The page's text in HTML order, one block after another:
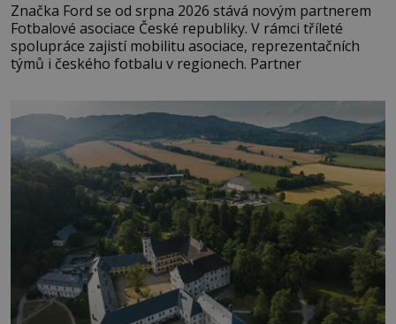
Značka Ford se od srpna 2026 stává novým partnerem
Fotbalové asociace České republiky. V rámci tříleté
spolupráce zajistí mobilitu asociace, reprezentačních
týmů i českého fotbalu v regionech. Partner